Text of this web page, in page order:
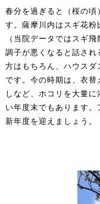
春分を過ぎると（桜の頃
す。薩摩川内はスギ花
（当院データではスギ
調子が悪くなると話さ
方はもちろん、ハウス
です。今の時期は、衣
しなど、ホコリを大量
い年度末でもあります。
新年度を迎えましょう。